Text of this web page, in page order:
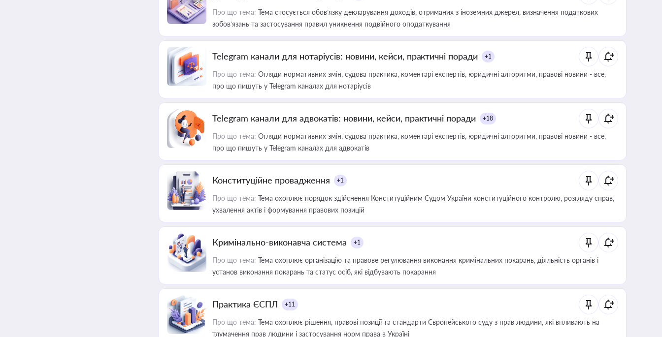
Про що тема: Тема стосується обов’язку декларування доходів, отриманих з іноземних джерел, визначення податкових
зобов’язань та застосування правил уникнення подвійного оподаткування
Telegram канали для нотаріусів: новини, кейси, практичні поради +1
Про що тема: Огляди нормативних змін, судова практика, коментарі експертів, юридичні алгоритми, правові новини - все,
про що пишуть у Telegram каналах для нотаріусів
Telegram канали для адвокатів: новини, кейси, практичні поради +18
Про що тема: Огляди нормативних змін, судова практика, коментарі експертів, юридичні алгоритми, правові новини - все,
про що пишуть у Telegram каналах для адвокатів
Конституційне провадження +1
Про що тема: Тема охоплює порядок здійснення Конституційним Судом України конституційного контролю, розгляду справ,
ухвалення актів і формування правових позицій
Кримінально-виконавча система +1
Про що тема: Тема охоплює організацію та правове регулювання виконання кримінальних покарань, діяльність органів і
установ виконання покарань та статус осіб, які відбувають покарання
Практика ЄСПЛ +11
Про що тема: Тема охоплює рішення, правові позиції та стандарти Європейського суду з прав людини, які впливають на
тлумачення прав людини і застосування норм права в Україні